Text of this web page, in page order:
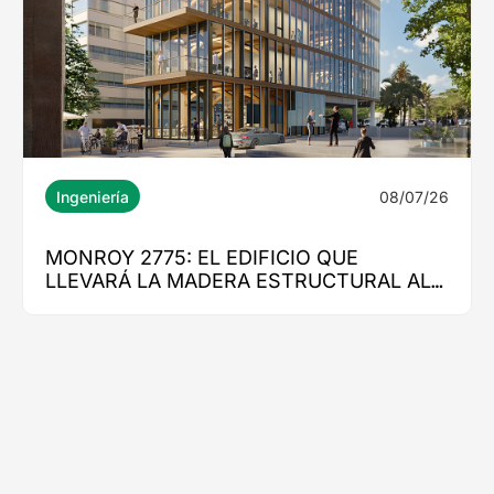
Ingeniería 08/07/26
MONROY 2775: EL EDIFICIO QUE
LLEVARÁ LA MADERA ESTRUCTURAL AL